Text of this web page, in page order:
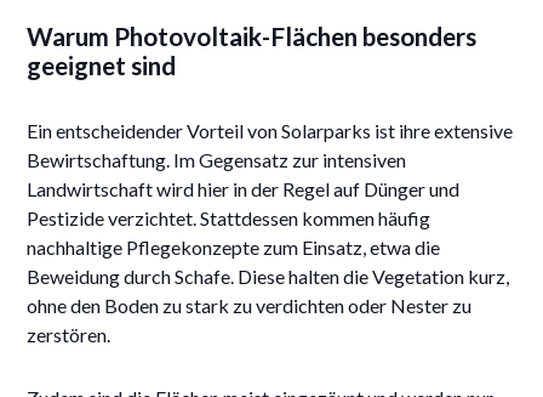
Warum Photovoltaik-Flächen besonders
geeignet sind
Ein entscheidender Vorteil von Solarparks ist ihre extensive
Bewirtschaftung. Im Gegensatz zur intensiven
Landwirtschaft wird hier in der Regel auf Dünger und
Pestizide verzichtet. Stattdessen kommen häufig
nachhaltige Pflegekonzepte zum Einsatz, etwa die
Beweidung durch Schafe. Diese halten die Vegetation kurz,
ohne den Boden zu stark zu verdichten oder Nester zu
zerstören.